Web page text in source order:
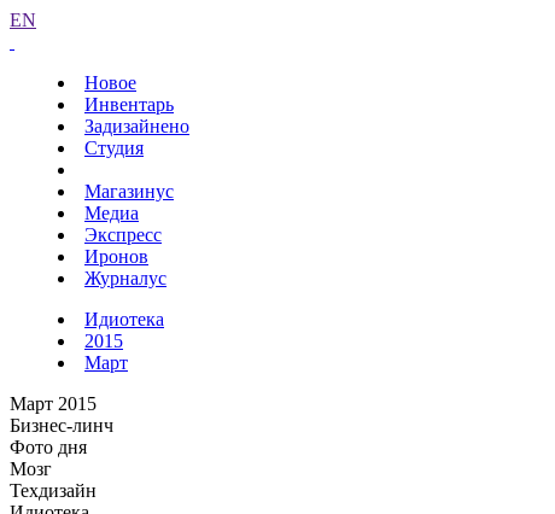
EN
Новое
Инвентарь
Задизайнено
Студия
Магазинус
Медиа
Экспресс
Иронов
Журналус
Идиотека
2015
Март
Март 2015
Бизнес-линч
Фото дня
Мозг
Техдизайн